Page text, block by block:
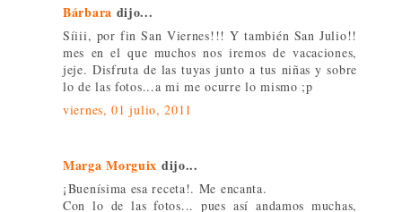
Bárbara dijo...
Síiii, por fin San Viernes!!! Y también San Julio!!
mes en el que muchos nos iremos de vacaciones,
jeje. Disfruta de las tuyas junto a tus niñas y sobre
lo de las fotos...a mi me ocurre lo mismo ;p
viernes, 01 julio, 2011
Marga Morguix dijo...
¡Buenísima esa receta!. Me encanta.
Con lo de las fotos... pues así andamos muchas,